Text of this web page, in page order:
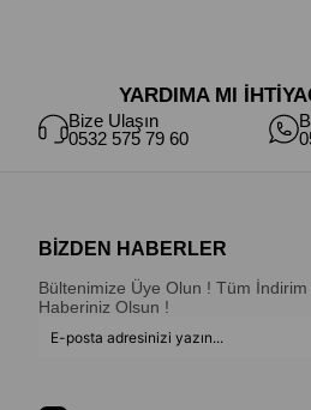
YARDIMA MI
Bize Ulaşın
0532 575 79 60
BİZDEN HABERLER
Bültenimize Üye Olun ! Tüm
Haberiniz Olsun !